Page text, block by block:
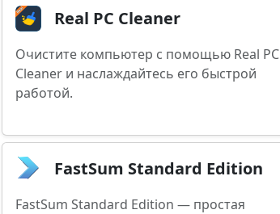
Real PC Cleaner
Очистите компьютер с помощью Real PC
Cleaner и наслаждайтесь его быстрой
работой.
FastSum Standard Edition
FastSum Standard Edition — простая